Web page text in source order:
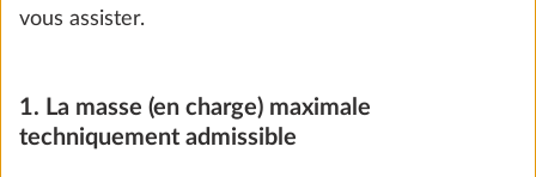
vous assister.
1. La masse (en charge) maximale
techniquement admissible